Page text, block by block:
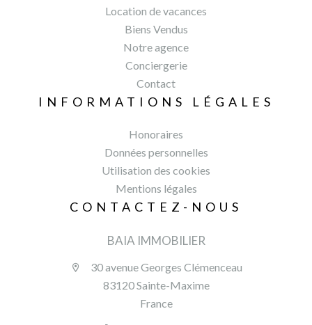
Location de vacances
Biens Vendus
Notre agence
Conciergerie
Contact
INFORMATIONS LÉGALES
Honoraires
Données personnelles
Utilisation des cookies
Mentions légales
CONTACTEZ-NOUS
BAIA IMMOBILIER
30 avenue Georges Clémenceau
83120 Sainte-Maxime
France